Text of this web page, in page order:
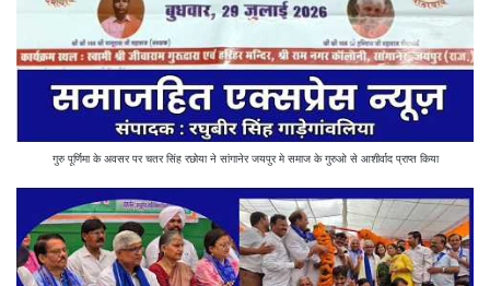
गुरु पूर्णिमा के अवसर पर चतर सिंह रछोया ने सांगानेर जयपुर मे समाज के गुरुओ से आशीर्वाद प्राप्त किया